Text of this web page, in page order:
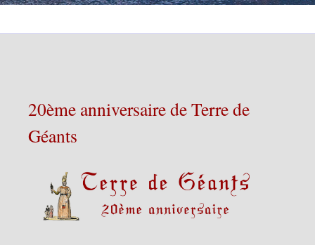
20ème anniversaire de Terre de
Géants